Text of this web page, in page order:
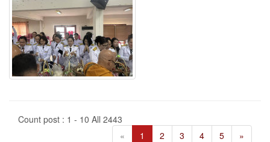
Count post : 1 - 10 All 2443
«
1 2 3 4 5 »